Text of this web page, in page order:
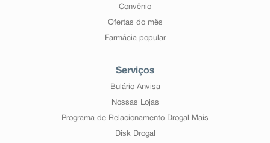
Convênio
Ofertas do mês
Farmácia popular
Serviços
Bulário Anvisa
Nossas Lojas
Programa de Relacionamento Drogal Mais
Disk Drogal